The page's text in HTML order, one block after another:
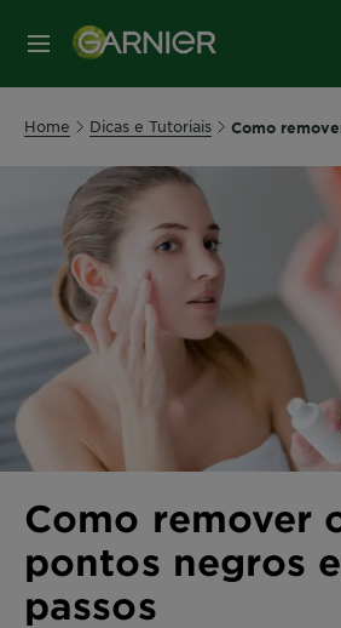
MENU
Home Dicas e Tutoriais Como
Como remover
pontos negros
passos